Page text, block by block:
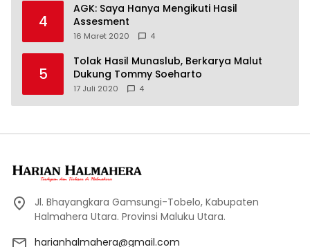
4
AGK: Saya Hanya Mengikuti Hasil
Assesment
16 Maret 2020 4
5
Tolak Hasil Munaslub, Berkarya Malut
Dukung Tommy Soeharto
17 Juli 2020 4
Jl. Bhayangkara Gamsungi-Tobelo, Kabupaten
Halmahera Utara. Provinsi Maluku Utara.
harianhalmahera@gmail.com